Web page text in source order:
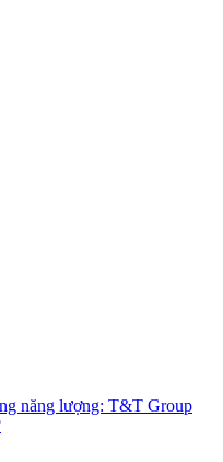
năng lượng: T&T Group